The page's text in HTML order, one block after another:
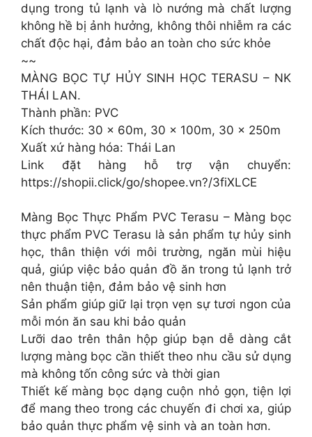
dụng trong tủ lạnh và lò nướng mà chất lượng
không hề bị ảnh hưởng, không thôi nhiễm ra các
chất độc hại, đảm bảo an toàn cho sức khỏe
~~
MÀNG BỌC TỰ HỦY SINH HỌC TERASU – NK
THÁI LAN.
Thành phần: PVC
Kích thước: 30 x 60m, 30 x 100m, 30 x 250m
Xuất xứ hàng hóa: Thái Lan
Link đặt hàng hỗ trợ vận chuyển:
https://shopii.click/go/shopee.vn?/3fiXLCE
Màng Bọc Thực Phẩm PVC Terasu – Màng bọc
thực phẩm PVC Terasu là sản phẩm tự hủy sinh
học, thân thiện với môi trường, ngăn mùi hiệu
quả, giúp việc bảo quản đồ ăn trong tủ lạnh trở
nên thuận tiện, đảm bảo vệ sinh hơn
Sản phẩm giúp giữ lại trọn vẹn sự tươi ngon của
mỗi món ăn sau khi bảo quản
Lưỡi dao trên thân hộp giúp bạn dễ dàng cắt
lượng màng bọc cần thiết theo nhu cầu sử dụng
mà không tốn công sức và thời gian
Thiết kế màng bọc dạng cuộn nhỏ gọn, tiện lợi
để mang theo trong các chuyến đi chơi xa, giúp
bảo quản thực phẩm vệ sinh và an toàn hơn.